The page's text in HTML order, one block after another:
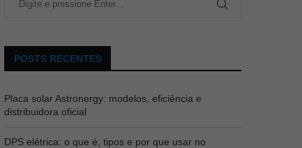
POSTS RECENTES
Placa solar Astronergy: modelos, eficiência e
distribuidora oficial
DPS elétrica: o que é, tipos e por que usar no